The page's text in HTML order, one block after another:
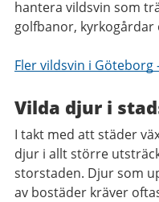
hantera vildsvin som
golfbanor, kyrkogårdar
Fler vildsvin i
Vilda djur i
I takt med att städer
djur i allt större
storstaden. Djur som
av bostäder kräver